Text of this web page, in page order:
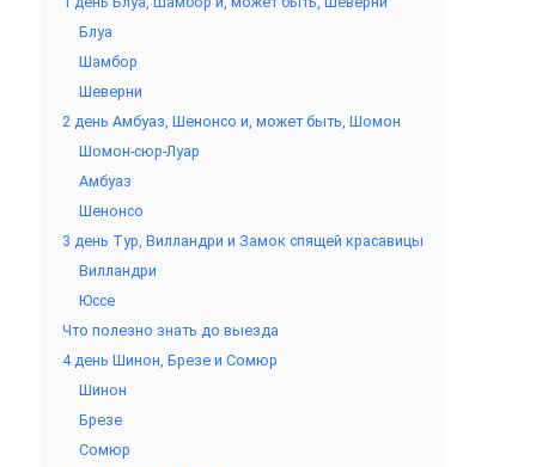
Блуа
Шамбор
Шеверни
2 день Амбуаз, Шенонсо и, может быть, Шомон
Шомон-сюр-Луар
Амбуаз
Шенонсо
3 день Тур, Вилландри и Замок спящей красавицы
Вилландри
Юссе
Что полезно знать до выезда
4 день Шинон, Брезе и Сомюр
Шинон
Брезе
Сомюр